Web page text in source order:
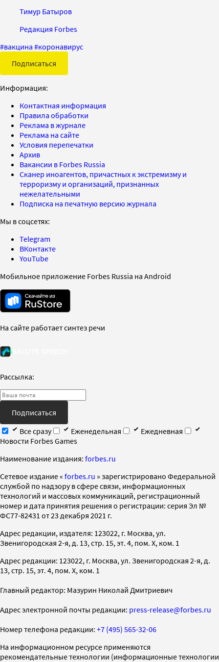
Тимур Батыров
Редакция Forbes
#вакцина #коронавирус
Подписаться
Информация:
Контактная информация
Правила обработки
Реклама в журнале
Реклама на сайте
Условия перепечатки
Архив
Вакансии в Forbes Russia
Сканер иноагентов, причастных к экстремизму и
терроризму и организаций, признанных
нежелательными
Подписка на печатную версию журнала
Мы в соцсетях:
Telegram
ВКонтакте
YouTube
Мобильное приложение Forbes Russia на Android
На сайте работает синтез речи
Рассылка:
Подписаться
Все сразу
Еженедельная
Ежедневная
Новости Forbes Games
Наименование издания: forbes.ru
Cетевое издание « forbes.ru » зарегистрировано Федеральной
службой по надзору в сфере связи, информационных
технологий и массовых коммуникаций, регистрационный
номер и дата принятия решения о регистрации: серия Эл №
ФС77-82431 от 23 декабря 2021 г.
Адрес редакции, издателя: 123022, г. Москва, ул.
Звенигородская 2-я, д. 13, стр. 15, эт. 4, пом. X, ком. 1
Адрес редакции: 123022, г. Москва, ул. Звенигородская 2-я, д.
13, стр. 15, эт. 4, пом. X, ком. 1
Главный редактор: Мазурин Николай Дмитриевич
Адрес электронной почты редакции: press-release@forbes.ru
Номер телефона редакции: +7 (495) 565-32-06
На информационном ресурсе применяются
рекомендательные технологии (информационные технологии